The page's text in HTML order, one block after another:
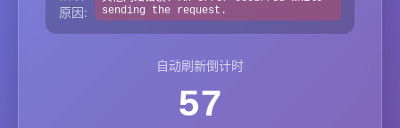
原因:
sending the request.
自动刷新倒计时
57